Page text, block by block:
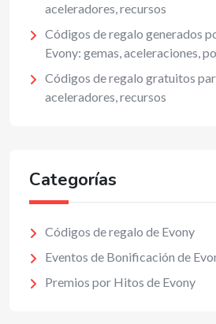
aceleradores, recursos
Códigos de regalo generados
Evony: gemas, aceleraciones,
Códigos de regalo gratuitos
aceleradores, recursos
Categorías
Códigos de regalo de Evony
Eventos de Bonificación de
Premios por Hitos de Evony